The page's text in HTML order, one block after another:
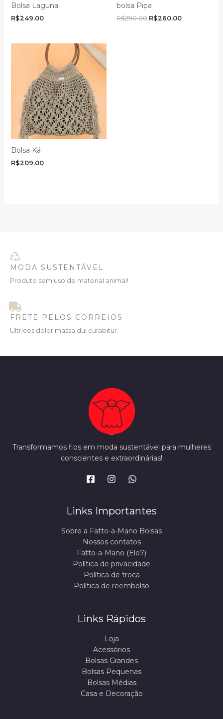
Bolsa Laguna
R$249.00
bolsa Pipa
R$290.00 R$260.00
Bolsa Ká
R$209.00
MODA SUSTENTÁVEL
Produto sem uso de material animal!
FRETE PELOS CORREIOS
Ultrices dolor massa dui curabitur.
Transformamos fios em moda sustentável para mulheres
conscientes e extraordinárias!
Links Importantes
Sobre a Fatto-a-Mano Bolsas
Nossos contatos
Fatto-a-Mano (Elo7)
Política de privacidade
Política de troca
Política de reembolso
Links Rápidos
Loja
Acessórios
Bolsas Grandes
Bolsas Pequenas
Bolsas Médias
Casa e Decoração